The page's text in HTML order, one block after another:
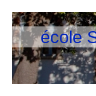
école